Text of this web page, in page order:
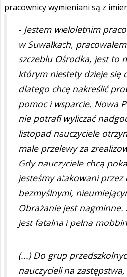
pracownicy wymieniani są z
- Jestem wieloletnim
w Suwałkach,
szczeblu Ośrodka, jest to
którym niestety dzieje się
dlatego chcę nakreślić
pomoc i wsparcie. Nowa
nie potrafi wyliczać
listopad nauczyciele
małe przelewy za
Gdy nauczyciele chcą
jesteśmy atakowani
bezmyślnymi,
Obrażanie jest
jest fatalna i pełna
(...) Do grup
nauczycieli na